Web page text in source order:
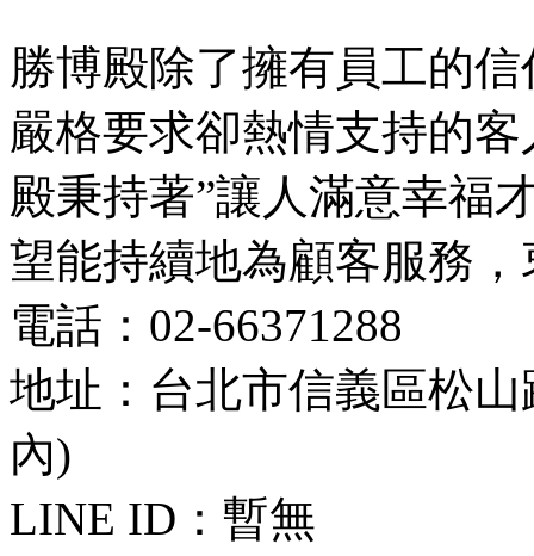
勝博殿除了擁有員工的
嚴格要求卻熱情支持的
殿秉持著”讓人滿意幸福
望能持續地為顧客服務
電話：02-66371288
地址：台北市信義區松
內)
LINE ID： 暫無